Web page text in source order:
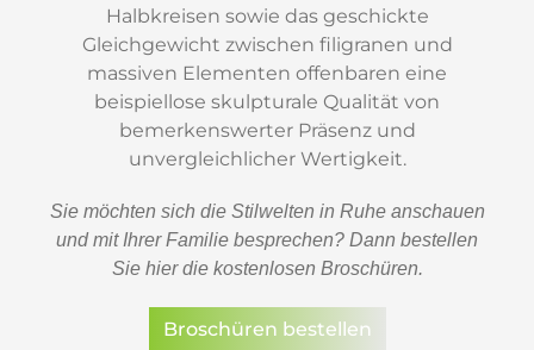
Halbkreisen sowie das geschickte
Gleichgewicht zwischen filigranen und
massiven Elementen offenbaren eine
beispiellose skulpturale Qualität von
bemerkenswerter Präsenz und
unvergleichlicher Wertigkeit.
Sie möchten sich die Stilwelten in Ruhe anschauen
und mit Ihrer Familie besprechen? Dann bestellen
Sie hier die kostenlosen Broschüren.
Broschüren bestellen